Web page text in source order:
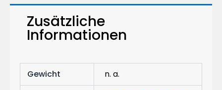
Zusätzliche
Informationen
Gewicht n. a.